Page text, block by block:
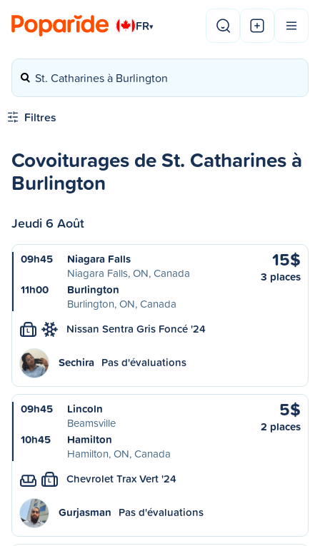
FR▾
St. Catharines à Burlington
Filtres
Covoiturages de St. Catharines à
Burlington
Jeudi 6 Août
09h45
Niagara Falls
Niagara Falls, ON, Canada
11h00
Burlington
Burlington, ON, Canada
15$
3 places
L Nissan Sentra Gris Foncé '24
Sechira Pas d'évaluations
09h45
Lincoln
Beamsville
10h45
Hamilton
Hamilton, ON, Canada
5$
2 places
L Chevrolet Trax Vert '24
Gurjasman Pas d'évaluations